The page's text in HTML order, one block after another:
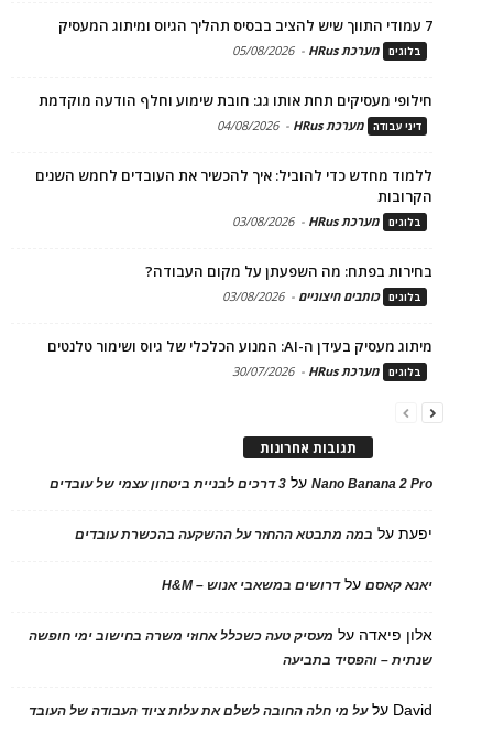
7 עמודי התווך שיש להציב בבסיס תהליך הגיוס ומיתוג המעסיק
בלוגים מערכת HRus -
05/08/2026
חילופי מעסיקים תחת אותו גג: חובת שימוע וחלף הודעה מוקדמת
דיני עבודה מערכת HRus -
04/08/2026
ללמוד מחדש כדי להוביל: איך להכשיר את העובדים לחמש השנים
הקרובות
בלוגים מערכת HRus -
03/08/2026
בחירות בפתח: מה השפעתן על מקום העבודה?
בלוגים כותבים חיצוניים -
03/08/2026
מיתוג מעסיק בעידן ה-AI: המנוע הכלכלי של גיוס ושימור טלנטים
בלוגים מערכת HRus -
30/07/2026
תגובות אחרונות
Nano Banana 2 Proעל 3 דרכים לבניית ביטחון עצמי של עובדים
יפעתעל במה מתבטא ההחזר על ההשקעה בהכשרת עובדים
יאנא קאסםעלדרושים במשאבי אנוש – H&M
אלון פיאדה על מעסיק טעה כשכלל אחוזי משרה בחישוב ימי חופשה
שנתית – והפסיד בתביעה
David עלעל מי חלה החובה לשלם את עלות ציוד העבודה של העובד